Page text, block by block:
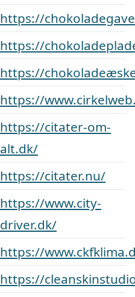
https://
https://
https://
https://
https://citater-om-
alt.dk/
https://citater.nu/
https://www.city-
driver.dk/
https://
https://